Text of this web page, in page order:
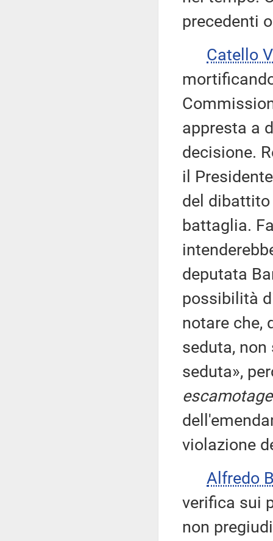
precedenti
Catello
appresta a
decisione.
il
del
battaglia.
deputata
possibilità
notare che,
seduta,
seduta»,
escamotage
violazione
Alfredo
verifica sui
non